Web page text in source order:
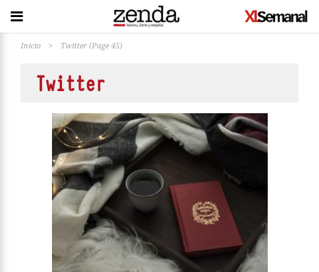
Inicio > Twitter (Page 45)
Twitter